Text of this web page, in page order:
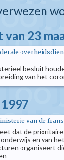
23
besluit
van het
van de
dat de
en van
organiseert